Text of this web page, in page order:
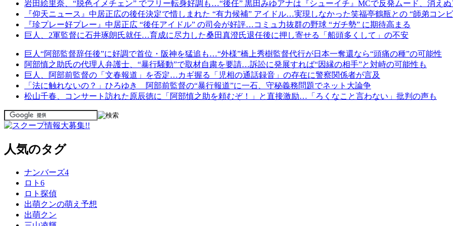
岩田絵里奈、“脱色イメチェン” でフリー転身好調も…“後任” 黒田みゆアナは『シューイチ』MCで反発ムード、消え
『仰天ニュース』中居正広の後任決定で惜しまれた “有力候補” アイドル…実現しなかった笑福亭鶴瓶との “師弟コン
『珍プレー好プレー』中居正広 “後任アイドル” の司会が好評…コミュ力抜群の野球 “ガチ勢” に期待高まる
巨人、2軍監督に石井琢朗氏就任…育成に尽力した桑田真澄氏退任後に押し寄せる「船頭多くして」の不安
巨人“阿部監督辞任後”に好調で首位・阪神を猛追も…“外様”橋上秀樹監督代行が日本一奪還なら“頭痛の種”の可能性
阿部慎之助氏の代理人弁護士、“暴行騒動”で取材自粛を要請…訴訟に発展すれば“因縁の相手”と対峙の可能性も
巨人、阿部前監督の「文春報道」を否定…カギ握る「児相の通話録音」の存在に警察関係者が言及
「法に触れないの？」ひろゆき 阿部前監督の“暴行報道”に一石、守秘義務問題でネット大論争
松山千春、コンサート訪れた原辰徳に「阿部慎之助を頼むぞ！」と直接激励…「ろくなこと言わない」批判の声も
人気のタグ
ナンバーズ4
ロト6
ロト探偵
出萌クンの萌え予想
出萌クン